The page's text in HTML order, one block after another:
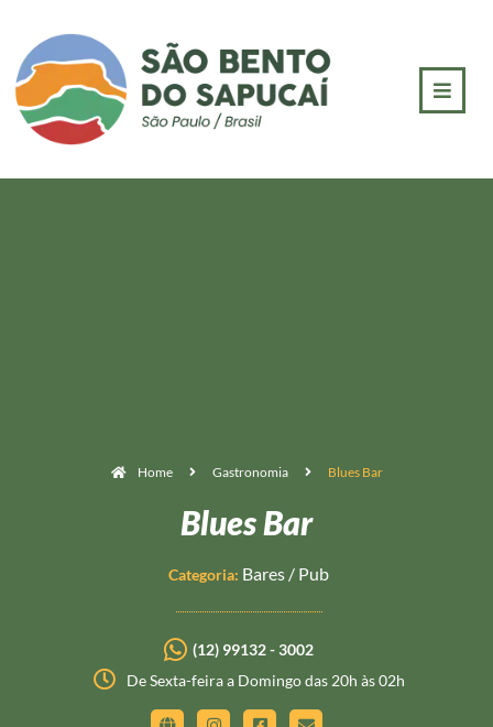
Home Gastronomia Blues Bar
Blues Bar
Categoria: Bares / Pub
(12) 99132 - 3002
De Sexta-feira a Domingo das 20h às 02h